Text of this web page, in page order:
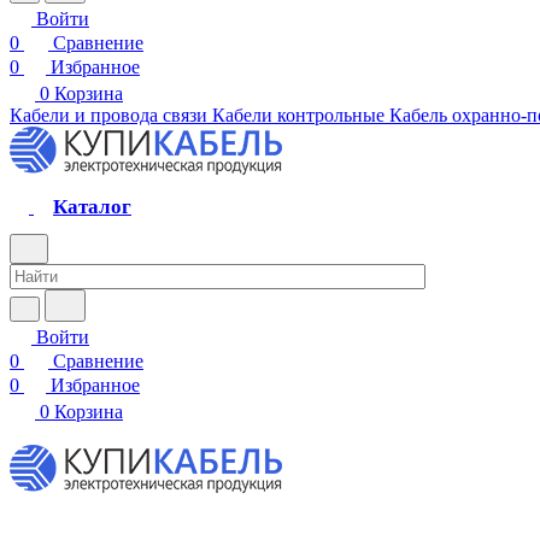
Войти
0
Сравнение
0
Избранное
0 Корзина
Кабели и провода связи Кабели контрольные Кабель охранно-
Каталог
Войти
0
Сравнение
0
Избранное
0 Корзина